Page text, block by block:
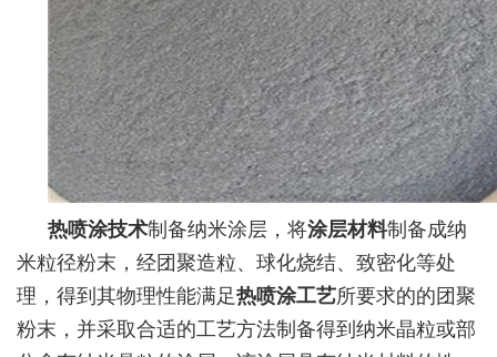
热喷涂技术制备纳米涂层，将涂层材料制备成纳
米粒径粉末，经团聚造粒、球化烧结、致密化等处
理，得到其物理性能满足热喷涂工艺所要求的的团聚
粉末，并采取合适的工艺方法制备得到纳米晶粒或部